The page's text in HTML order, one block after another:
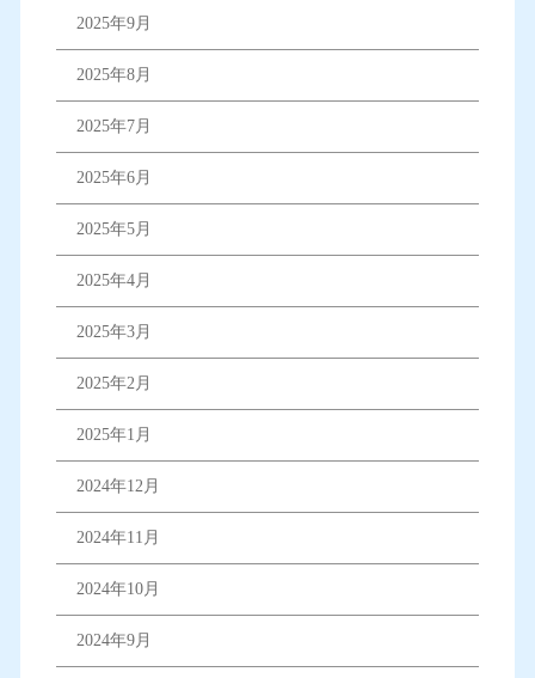
2025年9月
2025年8月
2025年7月
2025年6月
2025年5月
2025年4月
2025年3月
2025年2月
2025年1月
2024年12月
2024年11月
2024年10月
2024年9月